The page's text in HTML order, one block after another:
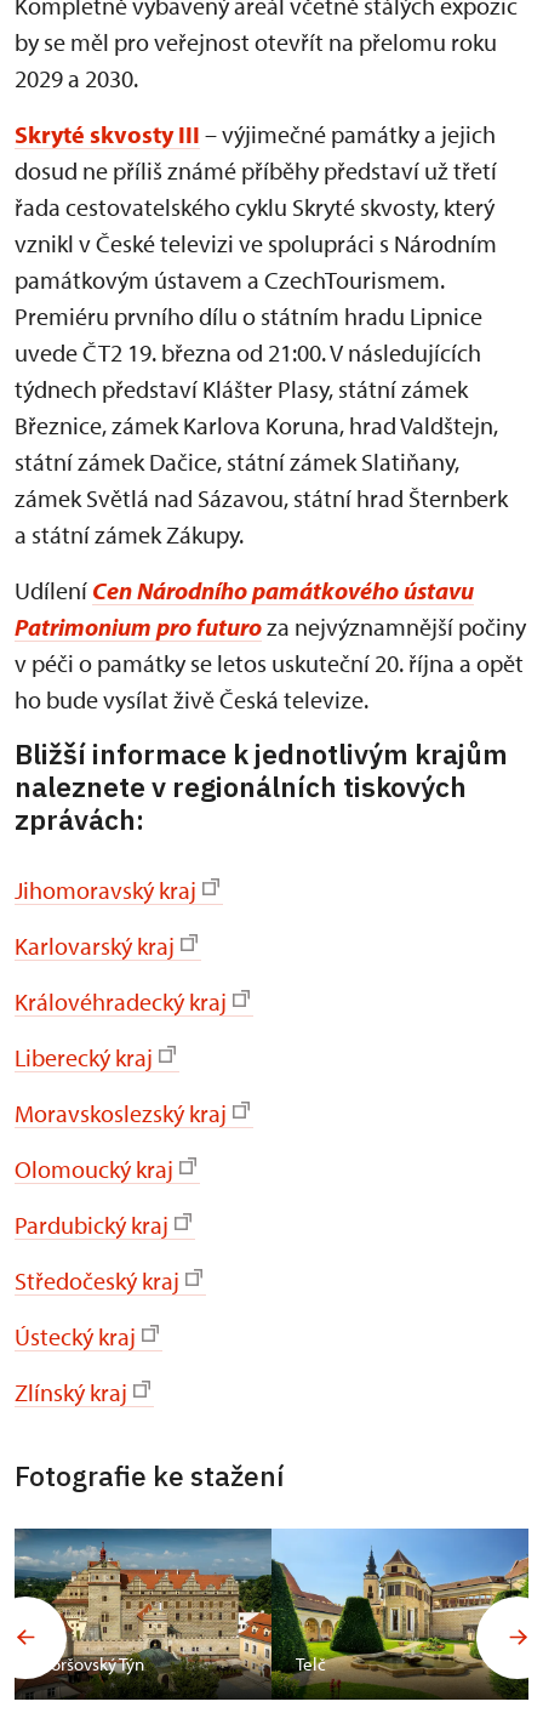
by se měl pro veřejnost otevřít na přelomu roku
2029 a 2030.
Skryté skvosty III – výjimečné památky a jejich
dosud ne příliš známé příběhy představí už třetí
řada cestovatelského cyklu Skryté skvosty, který
vznikl v České televizi ve spolupráci s Národním
památkovým ústavem a CzechTourismem.
Premiéru prvního dílu o státním hradu Lipnice
uvede ČT2 19. března od 21:00. V následujících
týdnech představí Klášter Plasy, státní zámek
Březnice, zámek Karlova Koruna, hrad Valdštejn,
státní zámek Dačice, státní zámek Slatiňany,
zámek Světlá nad Sázavou, státní hrad Šternberk
a státní zámek Zákupy.
Udílení Cen Národního památkového ústavu
Patrimonium pro futuroza nejvýznamnější počiny
v péči o památky se letos uskuteční 20. října a opět
ho bude vysílat živě Česká televize.
Bližší informace k jednotlivým krajům
naleznete v regionálních tiskových
zprávách:
Jihomoravský kraj
Karlovarský kraj
Královéhradecký kraj
Liberecký kraj
Moravskoslezský kraj
Olomoucký kraj
Pardubický kraj
Středočeský kraj
Ústecký kraj
Zlínský kraj
Fotografie ke stažení
Horšovský Týn Telč